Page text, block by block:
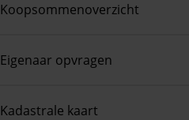
Koopsommenoverzicht
Eigenaar opvragen
Kadastrale kaart